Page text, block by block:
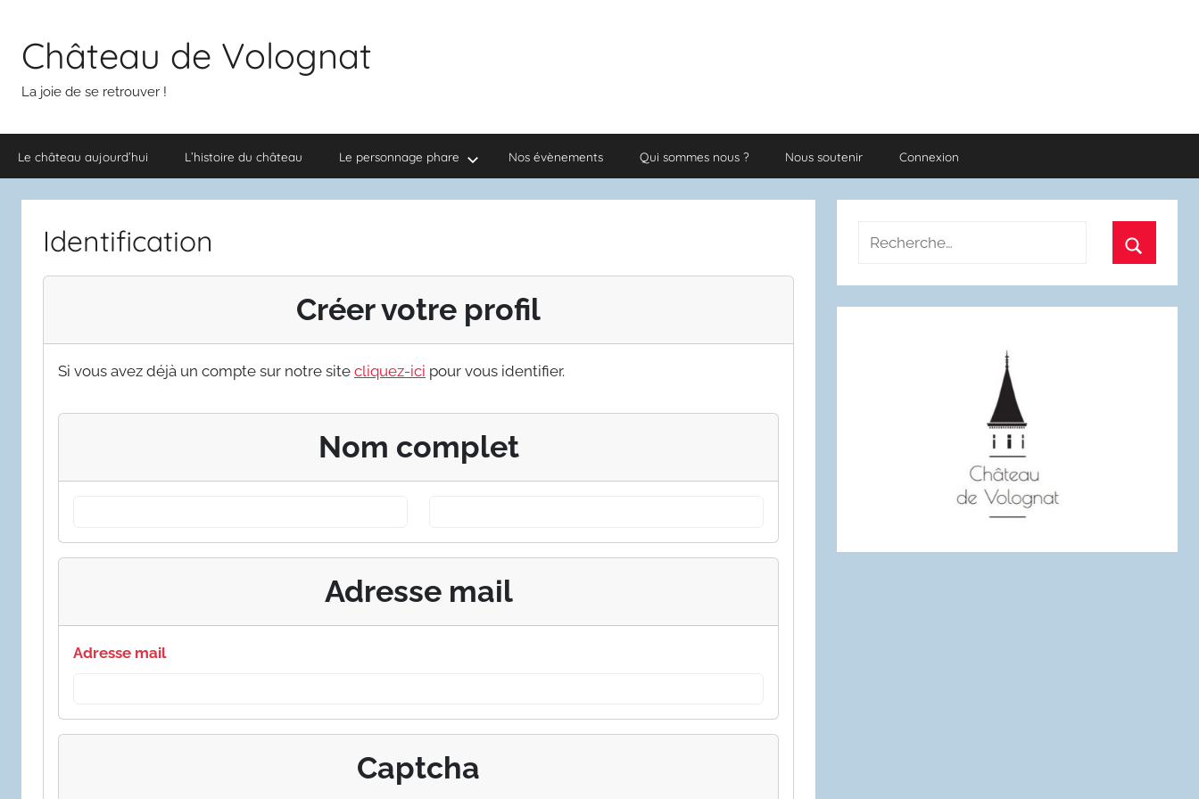
contenuChâteau de Volognat
La joie de se retrouver !
Le château aujourd’hui L’histoire du château Le personnage phare Nos évènements Qui sommes nous ? Nous soutenir Connexion
Identification
Créer votre profil
Si vous avez déjà un compte sur notre site cliquez-ici pour vous identifier.
Nom complet
Adresse mail
Adresse mail
Captcha
Recherche
: